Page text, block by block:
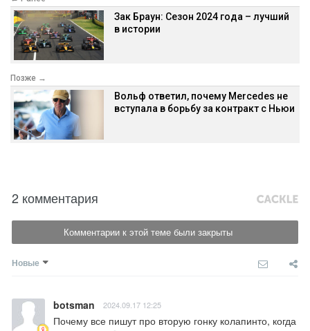
Зак Браун: Сезон 2024 года – лучший
в истории
Позже →
Вольф ответил, почему Mercedes не
вступала в борьбу за контракт с Ньюи
2 комментария
Комментарии к этой теме были закрыты
Новые
botsman 2024.09.17 12:25
Почему все пишут про вторую гонку колапинто, когда